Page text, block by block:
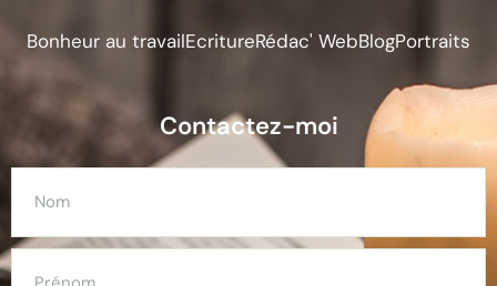
Bonheur au travailEcritureRédac' WebBlogPortraits
Contactez-moi